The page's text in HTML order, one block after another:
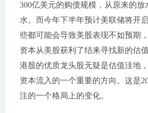
300亿美元的购债规模，从原来的放
水。而今年下半年预计美联储将开
些都可能会导致美股表现不如预期
资本从美股获利了结来寻找新的估
港股的优质龙头股无疑是估值洼地
资本流入的一个重要的方向。这是
注的一个格局上的变化。